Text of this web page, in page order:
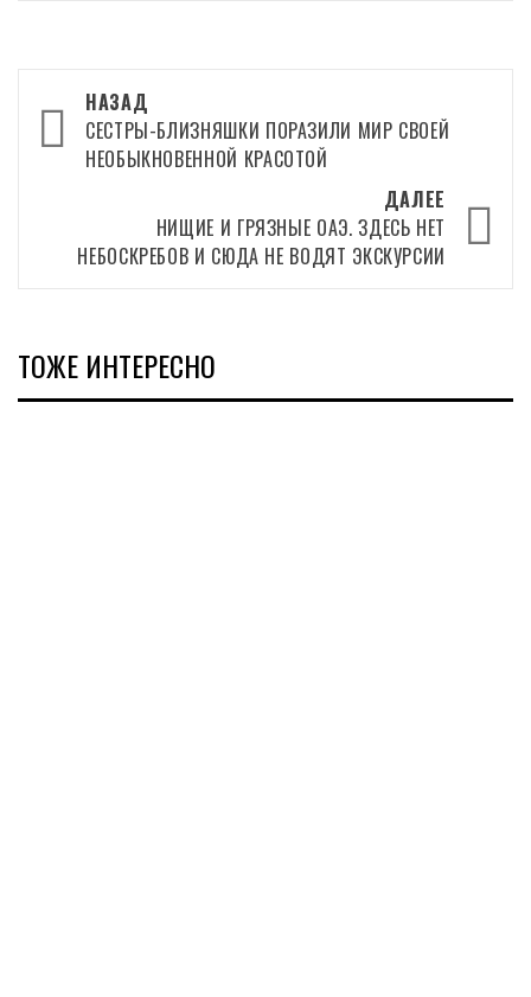
Навигация
записи
НАЗАД
СЕСТРЫ-БЛИЗНЯШКИ ПОРАЗИЛИ МИР СВОЕЙ
НЕОБЫКНОВЕННОЙ КРАСОТОЙ
ДАЛЕЕ
НИЩИЕ И ГРЯЗНЫЕ ОАЭ. ЗДЕСЬ НЕТ
НЕБОСКРЕБОВ И СЮДА НЕ ВОДЯТ ЭКСКУРСИИ
ТОЖЕ ИНТЕРЕСНО